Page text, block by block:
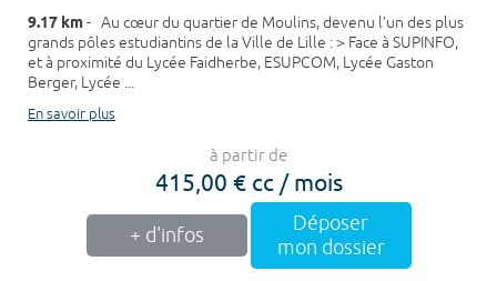
9.17 km- Au cœur du quartier de Moulins, devenu l’un des plus
grands pôles estudiantins de la Ville de Lille : > Face à SUPINFO,
et à proximité du Lycée Faidherbe, ESUPCOM, Lycée Gaston
Berger, Lycée ...
En savoir plus
à partir de
415,00 € cc / mois
+ d'infos
Déposer
mon dossier